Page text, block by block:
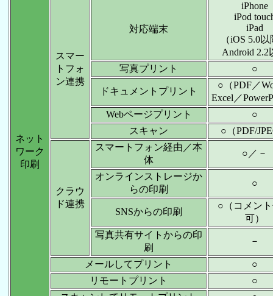
ネット
ワーク
印刷
スマー
トフォ
ン連携
対応端末
iPhone
iPod
iPad
（iOS 5.0
Android 2.2
写真プリント
○
ドキュメントプリント
○（PDF／
Excel／
Webページプリント
○
スキャン
○（PDF/
クラウ
ド連携
スマートフォン経由／本
体
○／－
オンラインストレージか
らの印刷
○
SNSからの印刷
○（コメン
可）
写真共有サイトからの印
刷
－
メールしてプリント
○
リモートプリント
○